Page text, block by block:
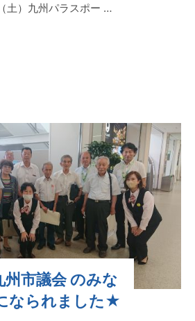
土）九州パラスポー …
市議会 のみな
なられました★